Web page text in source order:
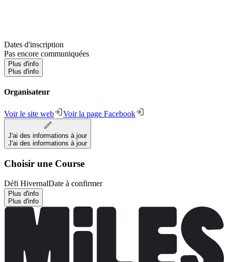
Dates d'inscription
Pas encore communiquées
Plus d'info
Plus d'info
Organisateur
Voir le site web Voir la page Facebook
J'ai des informations à jour
J'ai des informations à jour
Choisir une Course
Défi HivernalDate à confirmer
Plus d'info
Plus d'info